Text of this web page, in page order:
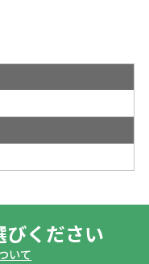
びください
いて